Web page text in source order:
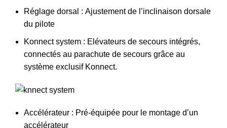
Réglage dorsal : Ajustement de l’inclinaison dorsale
du pilote
Konnect system : Elévateurs de secours intégrés,
connectés au parachute de secours grâce au
système exclusif Konnect.
Accélérateur : Pré-équipée pour le montage d’un
accélérateur